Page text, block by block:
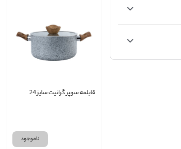
قابلمه سوپر گرانیت سایز 24
ناموجود